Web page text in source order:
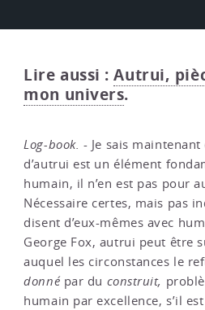
Lire aussi :Autrui,
mon univers.
Log-book. - Je sais
d’autrui est un élément
humain, il n’en est pas pour
Nécessaire certes, mais pas
disent d’eux-mêmes avec
George Fox, autrui peut être
auquel les circonstances le
donné par du construit,
humain par excellence, s’il